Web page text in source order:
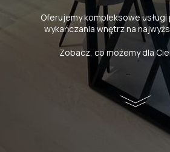
Oferujemy kompleksowe
wykańczania wnętrz na
Zobacz, co możemy dla